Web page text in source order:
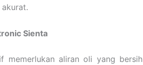
Sienta
memerlukan aliran oli yang